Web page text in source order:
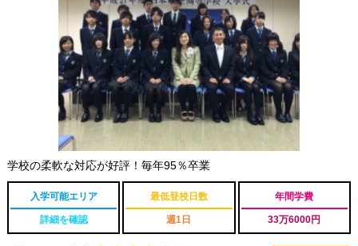
学校の柔軟な対応が好評！毎年95％卒業
入学可能エリア
詳細を確認
最低登校日数
週1日
年間学費
33万6000円